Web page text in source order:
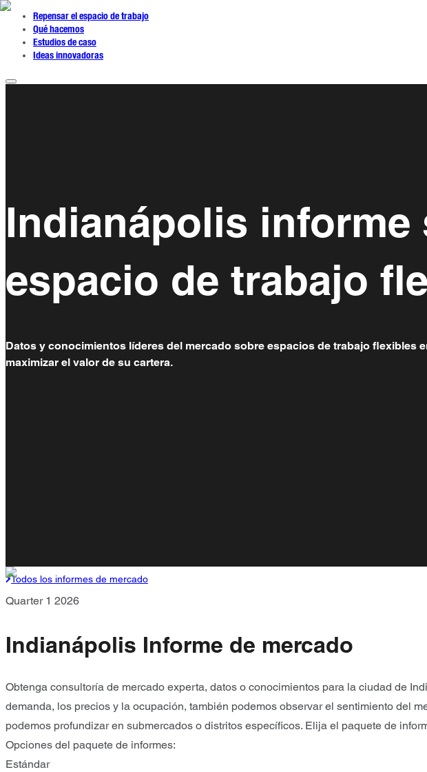
Repensar el espacio de trabajo
Qué hacemos
Estudios de caso
Ideas innovadoras
Indianápolis informe
espacio de trabajo
Datos y conocimientos líderes del mercado sobre espacios de trabajo flexibles
maximizar el valor de su cartera.
Todos los informes de mercado
Quarter 1 2026
Indianápolis Informe de mercado
Obtenga consultoría de mercado experta, datos o conocimientos para la ciudad de
demanda, los precios y la ocupación, también podemos observar el sentimiento del
podemos profundizar en submercados o distritos específicos. Elija el paquete de
Opciones del paquete de informes:
Estándar